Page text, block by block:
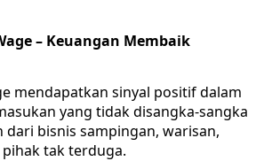
– Keuangan Membaik
mendapatkan sinyal positif dalam
yang tidak disangka-sangka
dari bisnis sampingan, warisan,
tak terduga.